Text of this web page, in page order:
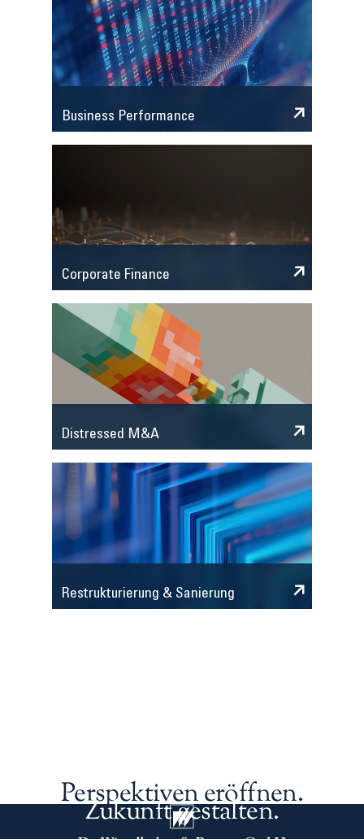
Business Performance
Corporate Finance
Distressed M&A
Restrukturierung & Sanierung
Perspektiven eröffnen.
Zukunft gestalten.